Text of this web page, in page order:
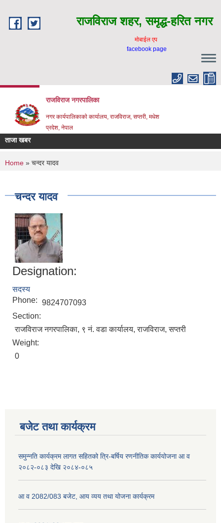
राजविराज शहर, समृद्ध-हरित नगर
माेबाईल एप
facebook page
राजविराज नगरपालिका
नगर कार्यपालिकाकाे कार्यालय, राजविराज, सप्तरी, मधेश
प्रदेश, नेपाल
ताजा खबर
You are here
Home » चन्दर यादव
चन्दर यादव
Designation:
सदस्य
Phone: 9824707093
Section:
राजविराज नगरपालिका, ९ नं. वडा कार्यालय, राजविराज, सप्तरी
Weight:
0
बजेट तथा कार्यक्रम
समुन्नति कार्यक्रम लागत सहितको त्रि-बर्षिय रणनीतिक कार्ययोजना आ व
२०८२-०८३ देखि २०८४-०८५
आ व 2082/083 बजेट, आय व्यय तथा योजना कार्यक्रम